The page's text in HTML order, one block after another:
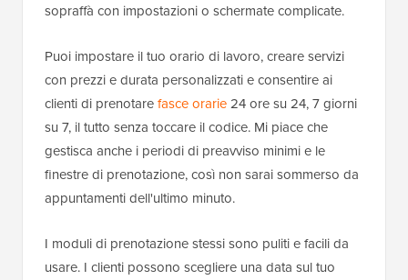
sopraffà con impostazioni o schermate complicate.
Puoi impostare il tuo orario di lavoro, creare servizi
con prezzi e durata personalizzati e consentire ai
clienti di prenotarefasce orarie24 ore su 24, 7 giorni
su 7, il tutto senza toccare il codice. Mi piace che
gestisca anche i periodi di preavviso minimi e le
finestre di prenotazione, così non sarai sommerso da
appuntamenti dell'ultimo minuto.
I moduli di prenotazione stessi sono puliti e facili da
usare. I clienti possono scegliere una data sul tuo